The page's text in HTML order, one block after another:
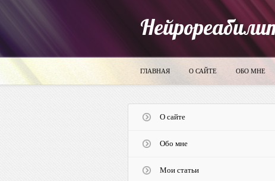
ГЛАВНАЯ О САЙТЕ ОБО МНЕ
О сайте
Обо мне
Мои статьи